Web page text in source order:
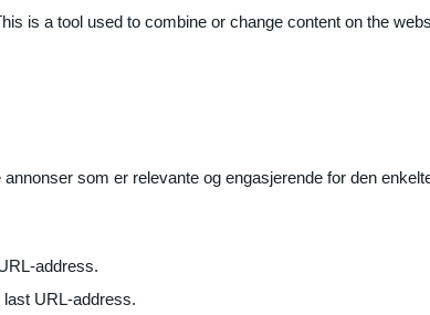
is a tool used to combine or change content on the
som er relevante og engasjerende for den
address.
URL-address.